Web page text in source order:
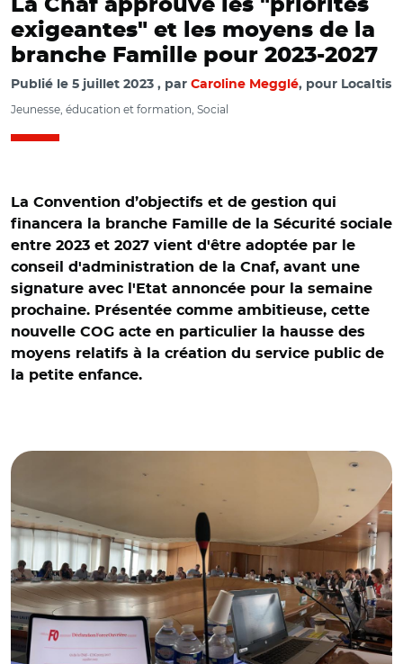
La Cnaf approuve les "priorités
exigeantes" et les moyens de la
branche Famille pour 2023-2027
Publié le 5 juillet 2023 par Caroline Megglé, pour Localtis
Jeunesse, éducation et formation, Social
La Convention d’objectifs et de gestion qui
financera la branche Famille de la Sécurité sociale
entre 2023 et 2027 vient d'être adoptée par le
conseil d'administration de la Cnaf, avant une
signature avec l'Etat annoncée pour la semaine
prochaine. Présentée comme ambitieuse, cette
nouvelle COG acte en particulier la hausse des
moyens relatifs à la création du service public de
la petite enfance.